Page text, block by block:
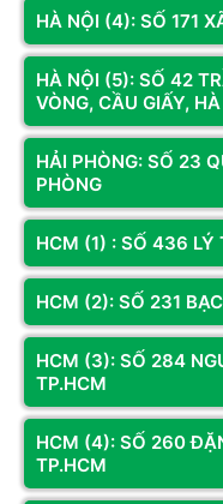
mainboard được lựa
hành ổn định, giảm thiểu
Chính sách bảo hành
Khi muaPC đồ họa
khách hàng được
trợ kỹ thuật tận tâm và
đoạn sử dụng.
HÀ NỘI (4): SỐ 171
HÀ NỘI (5): SỐ 42
VÒNG, CẦU GIẤY,
HẢI PHÒNG: SỐ 23
PHÒNG
HCM (1) : SỐ 436 LÝ
HCM (2): SỐ 231
HCM (3): SỐ 284
TP.HCM
HCM (4): SỐ 260
TP.HCM